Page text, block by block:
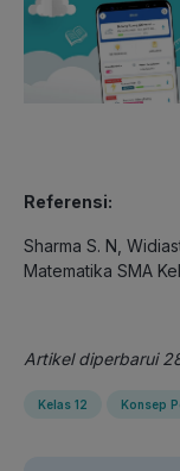
Referensi:
Sharma S. N,
Matematika SMA
Artikel diperbarui
Kelas 12 Konsep